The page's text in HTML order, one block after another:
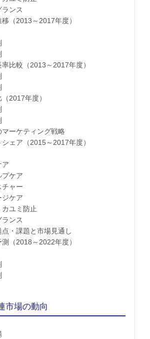
ンス
（2013～2017年度）
比較（2013～2017年度）
2017年度）
マーケティング戦略
ェア（2015～2017年度）
ケア
ャー
ケア
ユミ防止
ンス
点・課題と市場見通し
（2018～2022年度）
場の動向